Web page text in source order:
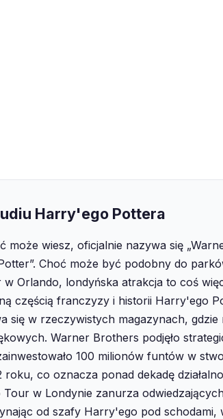
Harry'ego Pottera
może wiesz, oficjalnie nazywa się
Choć może być podobny do
Orlando, londyńska atrakcja to coś
częścią franczyzy i historii Harry'ego
się w rzeczywistych magazynach,
Warner Brothers podjęło
100 milionów funtów w
co oznacza ponad dekadę
w Londynie zanurza
od szafy Harry'ego pod schodami,